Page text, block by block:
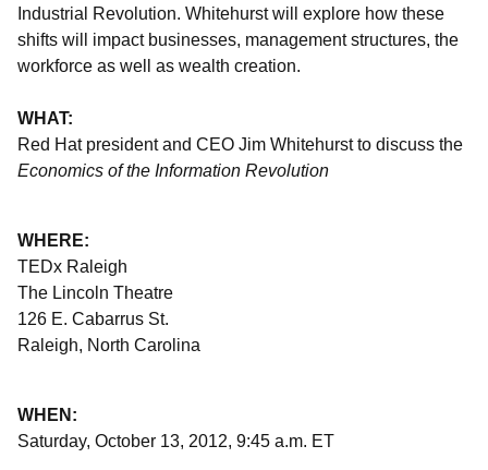
Industrial Revolution. Whitehurst will explore how these
shifts will impact businesses, management structures, the
workforce as well as wealth creation.
WHAT:
Red Hat president and CEO Jim Whitehurst to discuss the
Economics of the Information Revolution
WHERE:
TEDx Raleigh
The Lincoln Theatre
126 E. Cabarrus St.
Raleigh, North Carolina
WHEN:
Saturday, October 13, 2012, 9:45 a.m. ET